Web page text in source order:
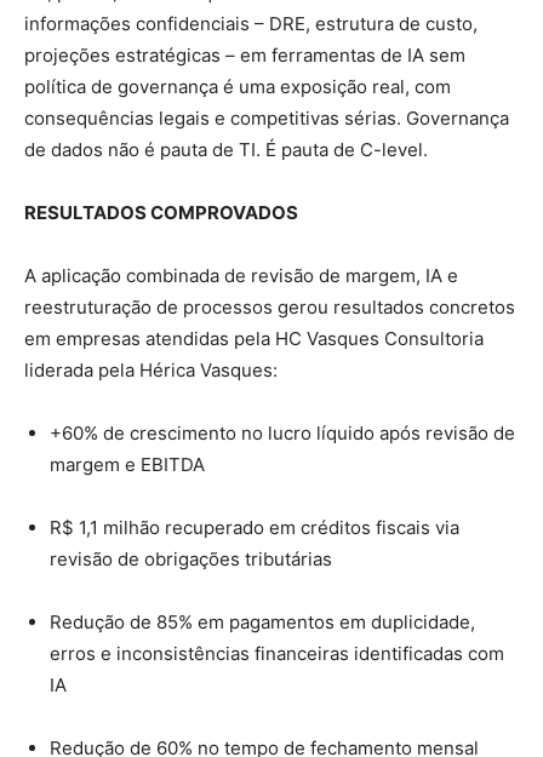
informações confidenciais – DRE, estrutura de custo,
projeções estratégicas – em ferramentas de IA sem
política de governança é uma exposição real, com
consequências legais e competitivas sérias. Governança
de dados não é pauta de TI. É pauta de C-level.
RESULTADOS COMPROVADOS
A aplicação combinada de revisão de margem, IA e
reestruturação de processos gerou resultados concretos
em empresas atendidas pela HC Vasques Consultoria
liderada pela Hérica Vasques:
+60% de crescimento no lucro líquido após revisão de
margem e EBITDA
R$ 1,1 milhão recuperado em créditos fiscais via
revisão de obrigações tributárias
Redução de 85% em pagamentos em duplicidade,
erros e inconsistências financeiras identificadas com
IA
Redução de 60% no tempo de fechamento mensal